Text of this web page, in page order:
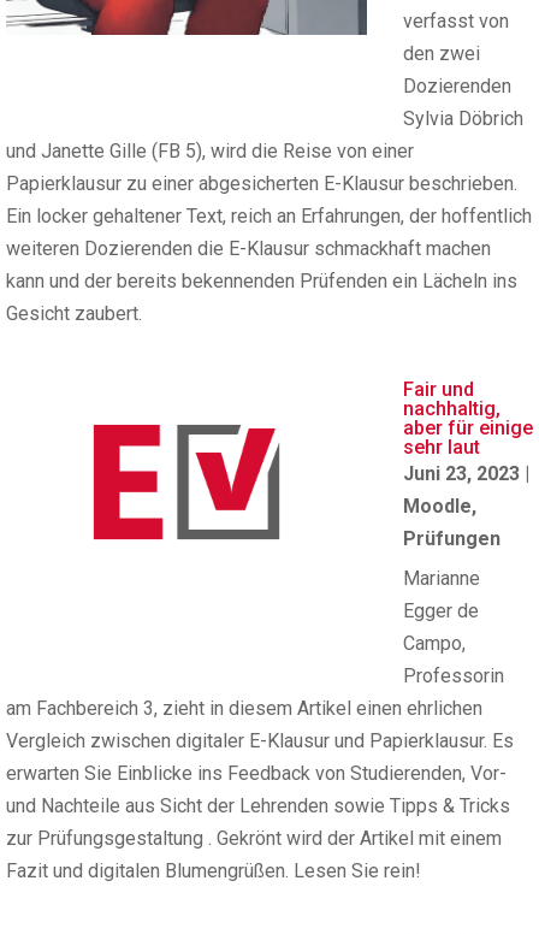
verfasst von
den zwei
Dozierenden
Sylvia Döbrich
und Janette Gille (FB 5), wird die Reise von einer
Papierklausur zu einer abgesicherten E-Klausur beschrieben.
Ein locker gehaltener Text, reich an Erfahrungen, der hoffentlich
weiteren Dozierenden die E-Klausur schmackhaft machen
kann und der bereits bekennenden Prüfenden ein Lächeln ins
Gesicht zaubert.
Fair und
nachhaltig,
aber für einige
sehr laut
Juni 23, 2023 |
Moodle,
Prüfungen
Marianne
Egger de
Campo,
Professorin
am Fachbereich 3, zieht in diesem Artikel einen ehrlichen
Vergleich zwischen digitaler E-Klausur und Papierklausur. Es
erwarten Sie Einblicke ins Feedback von Studierenden, Vor-
und Nachteile aus Sicht der Lehrenden sowie Tipps & Tricks
zur Prüfungsgestaltung . Gekrönt wird der Artikel mit einem
Fazit und digitalen Blumengrüßen. Lesen Sie rein!